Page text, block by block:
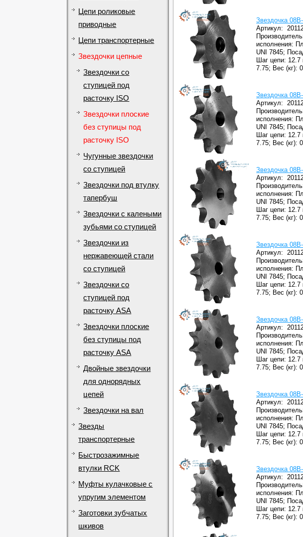
Цепи роликовые
приводные
Цепи транспортерные
Звездочки цепные
Звездочки со
ступицей под
расточку ISO
Звездочки плоские
без ступицы под
расточку ISO
Чугунные звездочки
со ступицей
Звездочки под втулку
тапербуш
Звездочки с калеными
зубьями со ступицей
Звездочки из
нержавеющей стали
со ступицей
Звездочки со
ступицей под
расточку ASA
Звездочки плоские
без ступицы под
расточку ASA
Двойные звездочки
для однорядных
цепей
Звездочки на вал
Звезды
транспортерные
Быстрозажимные
втулки RCK
Муфты кулачковые с
упругим элементом
Заготовки зубчатых
шкивов
Звездочка
Артикул:
исполнения:
UNI 7845;
Шаг цепи:
7.75; Вес (кг):
Звездочка
Артикул:
исполнения:
UNI 7845;
Шаг цепи:
7.75; Вес (кг):
Звездочка
Артикул:
исполнения:
UNI 7845;
Шаг цепи:
7.75; Вес (кг):
Звездочка
Артикул:
исполнения:
UNI 7845;
Шаг цепи:
7.75; Вес (кг):
Звездочка
Артикул:
исполнения:
UNI 7845;
Шаг цепи:
7.75; Вес (кг):
Звездочка
Артикул:
исполнения:
UNI 7845;
Шаг цепи:
7.75; Вес (кг):
Звездочка
Артикул:
исполнения:
UNI 7845;
Шаг цепи:
7.75; Вес (кг):